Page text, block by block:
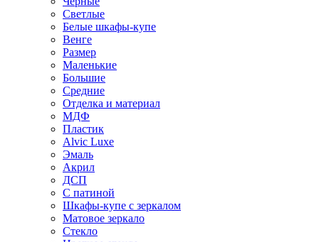
Светлые
Белые шкафы-купе
Венге
Размер
Маленькие
Большие
Средние
Отделка и материал
МДФ
Пластик
Alvic Luxe
Эмаль
Акрил
ДСП
С патиной
Шкафы-купе с зеркалом
Матовое зеркало
Стекло